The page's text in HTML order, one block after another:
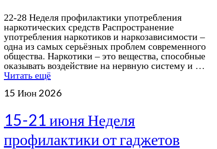
22-28 Неделя профилактики употребления
наркотических средств Распространение
употребления наркотиков и наркозависимости –
одна из самых серьёзных проблем современного
общества. Наркотики – это вещества, способные
оказывать воздействие на нервную систему и …
Читать ещё
15 Июн 2026
15-21 июня Неделя
профилактики от гаджетов